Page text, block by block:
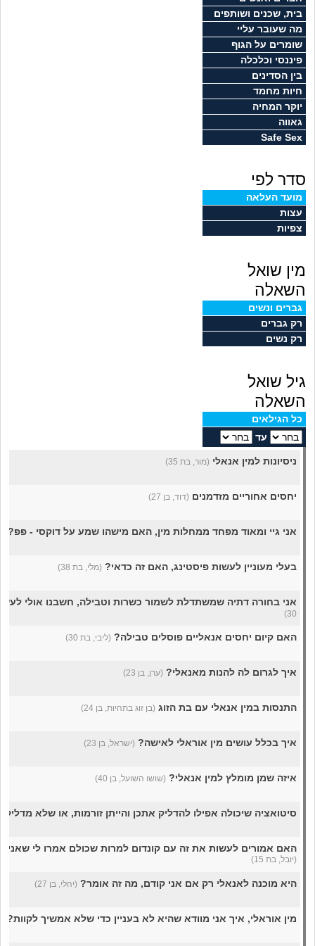
גאווה
בית, שכנים ושותפים
מה שעובר עליי
שומרים על הגוף
פיננסי וכלכלה
בין הסדינים
חיות מחמד
יוקר המחיה
גאווה
Safe Sex
סדר לפי
מועד העלאה
עצות
צפיות
מין שואל
השאלה
גברים ונשים
רק גברים
רק נשים
גיל שואל
השאלה
כל הגילאים
עד
ניסיונות למין אנאלי (מור, בת 35)
יחסים אחוריים מזדמנים (דוד, בן 27)
אני גיי ומאוד מפחד ממחלות מין, האם מישהו שמע על דוקסי - פפ?
בעלי מעוניין לעשות פיסטינג, האם זה כדאי? (מלי, בת 38)
אני בחורה דתיה שמשתדלת לשמור כשרות וטבילה, חשבנו אולי
30)
האם קיום יחסים אנאליים פוסלים טבילה? (ליבי, בת 30)
איך לגרום לה להנות מאנאלי? (ערן, בן 23)
התנסות במין אנאלי עם בת הזוג (בן זוג בתהיות, בן 24)
איך בכלל עושים מין אוראלי לאישה? (ישראל, בן 23)
איזה שמן מומלץ למין אנאלי? (שושו השועל, בן 40)
סיטואציה שיכולה אפילו להדליק אתכן והייתן זורמות, או שלא
האם אמורים לעשות את זה עם קונדום למרות שכולם אמרו לי
(יובל, בת 15)
היא מוכנה לאנאלי רק אם אני קודם, מה זה אומר? (יהלי, בן 27)
מין אוראלי, איך אני מוודא שהיא לא בעניין כדי שלא אמשיך לקוות?